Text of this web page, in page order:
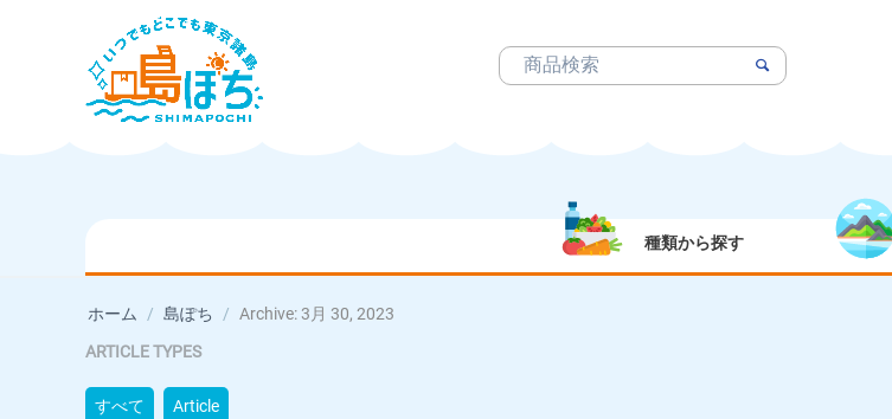
種類から探す
ホーム / 島ぽち / Archive: 3月 30, 2023
ARTICLE TYPES
すべて Article